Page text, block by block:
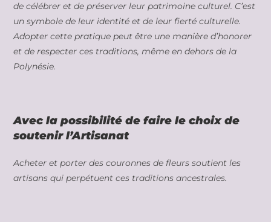
de célébrer et de préserver leur patrimoine culturel. C’est
un symbole de leur identité et de leur fierté culturelle.
Adopter cette pratique peut être une manière d’honorer
et de respecter ces traditions, même en dehors de la
Polynésie.
Avec la possibilité de faire le choix de
soutenir l’Artisanat
Acheter et porter des couronnes de fleurs soutient les
artisans qui perpétuent ces traditions ancestrales.